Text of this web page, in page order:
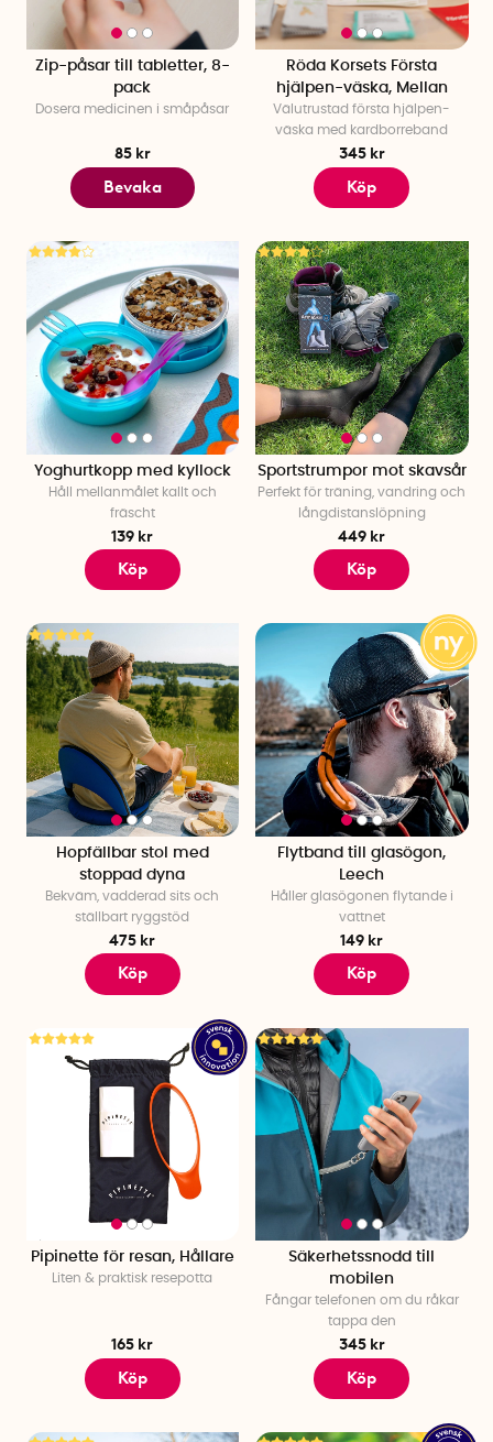
Zip-påsar till tabletter, 8-
pack
Dosera medicinen i småpåsar
85 kr
Bevaka
Röda Korsets Första
hjälpen-väska, Mellan
Välutrustad första hjälpen-
väska med kardborreband
345 kr
Köp
Yoghurtkopp med kyllock
Håll mellanmålet kallt och
fräscht
139 kr
Köp
Sportstrumpor mot skavsår
Perfekt för träning, vandring och
långdistanslöpning
449 kr
Köp
Hopfällbar stol med
stoppad dyna
Bekväm, vadderad sits och
ställbart ryggstöd
475 kr
Köp
Flytband till glasögon,
Leech
Håller glasögonen flytande i
vattnet
149 kr
Köp
Pipinette för resan, Hållare
Liten & praktisk resepotta
165 kr
Köp
Säkerhetssnodd till
mobilen
Fångar telefonen om du råkar
tappa den
345 kr
Köp